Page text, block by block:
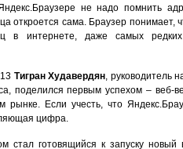
не надо помнить
откроется сама. Браузер понимает,
в интернете, даже самых
Тигран Худавердян, руководитель
поделился первым успехом – веб-
рынке. Если учесть, что
цифра.
стал готовящийся к запуску